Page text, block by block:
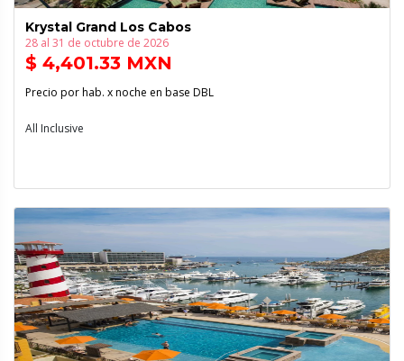
Krystal Grand Los Cabos
28 al 31 de octubre de 2026
$ 4,401.33 MXN
Precio por hab. x noche en base DBL
All Inclusive